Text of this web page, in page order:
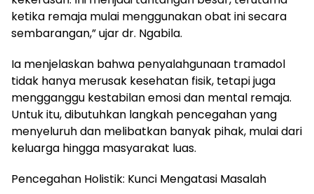
ketika remaja mulai menggunakan obat ini secara
sembarangan,” ujar dr. Ngabila.
Ia menjelaskan bahwa penyalahgunaan tramadol
tidak hanya merusak kesehatan fisik, tetapi juga
mengganggu kestabilan emosi dan mental remaja.
Untuk itu, dibutuhkan langkah pencegahan yang
menyeluruh dan melibatkan banyak pihak, mulai dari
keluarga hingga masyarakat luas.
Pencegahan Holistik: Kunci Mengatasi Masalah